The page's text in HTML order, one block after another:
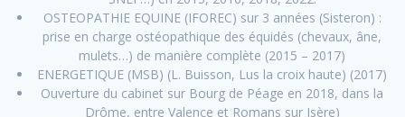
OSTEOPATHIE EQUINE (IFOREC) sur 3 années (Sisteron) :
prise en charge ostéopathique des équidés (chevaux, âne,
mulets…) de manière complète (2015 – 2017)
ENERGETIQUE (MSB) (L. Buisson, Lus la croix haute) (2017)
Ouverture du cabinet sur Bourg de Péage en 2018, dans la
Drôme, entre Valence et Romans sur Isère)